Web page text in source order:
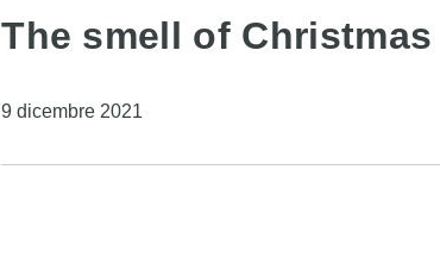
The smell of Christmas
9 dicembre 2021